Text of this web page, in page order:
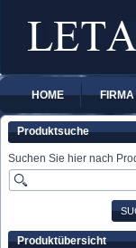
HOME FIRMA
Produktsuche
Suchen Sie hier nach
Produktübersicht